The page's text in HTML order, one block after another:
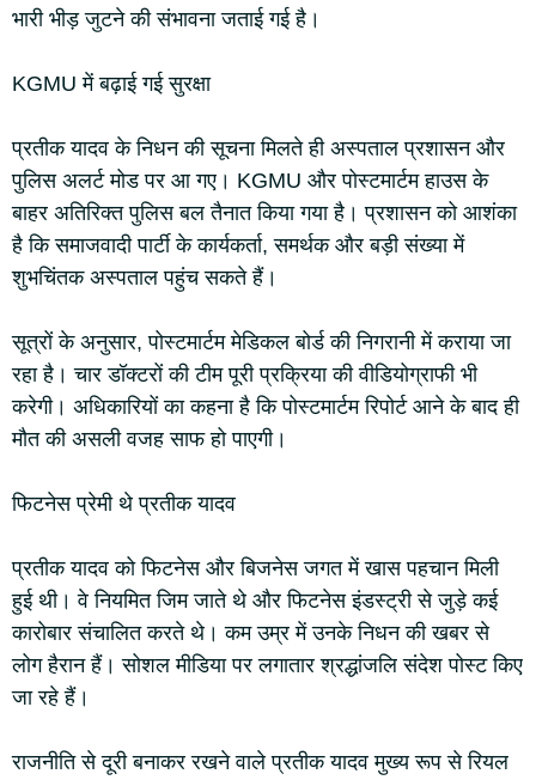
भारी भीड़ जुटने की संभावना जताई गई है।
KGMU में बढ़ाई गई सुरक्षा
प्रतीक यादव के निधन की सूचना मिलते ही अस्पताल प्रशासन और
पुलिस अलर्ट मोड पर आ गए। KGMU और पोस्टमार्टम हाउस के
बाहर अतिरिक्त पुलिस बल तैनात किया गया है। प्रशासन को आशंका
है कि समाजवादी पार्टी के कार्यकर्ता, समर्थक और बड़ी संख्या में
शुभचिंतक अस्पताल पहुंच सकते हैं।
सूत्रों के अनुसार, पोस्टमार्टम मेडिकल बोर्ड की निगरानी में कराया जा
रहा है। चार डॉक्टरों की टीम पूरी प्रक्रिया की वीडियोग्राफी भी
करेगी। अधिकारियों का कहना है कि पोस्टमार्टम रिपोर्ट आने के बाद ही
मौत की असली वजह साफ हो पाएगी।
फिटनेस प्रेमी थे प्रतीक यादव
प्रतीक यादव को फिटनेस और बिजनेस जगत में खास पहचान मिली
हुई थी। वे नियमित जिम जाते थे और फिटनेस इंडस्ट्री से जुड़े कई
कारोबार संचालित करते थे। कम उम्र में उनके निधन की खबर से
लोग हैरान हैं। सोशल मीडिया पर लगातार श्रद्धांजलि संदेश पोस्ट किए
जा रहे हैं।
राजनीति से दूरी बनाकर रखने वाले प्रतीक यादव मुख्य रूप से रियल